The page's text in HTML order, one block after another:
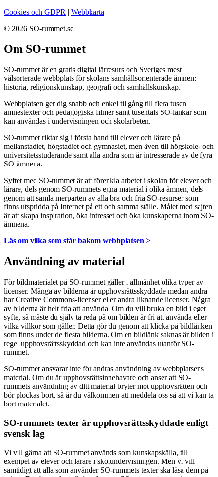
Cookies och GDPR | Webbkarta
© 2026 SO-rummet.se
Om SO-rummet
SO-rummet är en gratis digital lärresurs och Sveriges mest
välsorterade webbplats för skolans samhällsorienterade ämnen:
historia, religionskunskap, geografi och samhällskunskap.
Webbplatsen ger dig snabb och enkel tillgång till flera tusen
ämnestexter och pedagogiska filmer samt tusentals SO-länkar som
kan användas i undervisningen och skolarbeten.
SO-rummet riktar sig i första hand till elever och lärare på
mellanstadiet, högstadiet och gymnasiet, men även till högskole- och
universitetsstuderande samt alla andra som är intresserade av de fyra
SO-ämnena.
Syftet med SO-rummet är att förenkla arbetet i skolan för elever och
lärare, dels genom SO-rummets egna material i olika ämnen, dels
genom att samla merparten av alla bra och fria SO-resurser som
finns utspridda på Internet på ett och samma ställe. Målet med sajten
är att skapa inspiration, öka intresset och öka kunskaperna inom SO-
ämnena.
Läs om vilka som står bakom webbplatsen >
Användning av material
För bildmaterialet på SO-rummet gäller i allmänhet olika typer av
licenser. Många av bilderna är upphovsrättsskyddade medan andra
har Creative Commons-licenser eller andra liknande licenser. Några
av bilderna är helt fria att använda. Om du vill bruka en bild i eget
syfte, så måste du själv ta reda på om bilden är fri att använda eller
vilka villkor som gäller. Detta gör du genom att klicka på bildlänken
som finns under de flesta bilderna. Om en bildlänk saknas är bilden i
regel upphovsrättsskyddad och kan inte användas utanför SO-
rummet.
SO-rummet ansvarar inte för andras användning av webbplatsens
material. Om du är upphovsrättsinnehavare och anser att SO-
rummets användning av ditt material bryter mot upphovsrätten och
bör plockas bort, så är du välkommen att meddela oss så att vi kan ta
bort materialet.
SO-rummets texter är upphovsrättsskyddade enligt
svensk lag
Vi vill gärna att SO-rummet används som kunskapskälla, till
exempel av elever och lärare i skolundervisningen. Men vi vill
samtidigt att alla som använder SO-rummets texter ska läsa dem på